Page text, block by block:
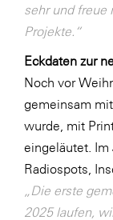
sehr und freue
Projekte.“
Eckdaten zur
Noch vor
gemeinsam
wurde, mit
eingeläutet.
Radiospots,
„Die erste
2025 laufen,